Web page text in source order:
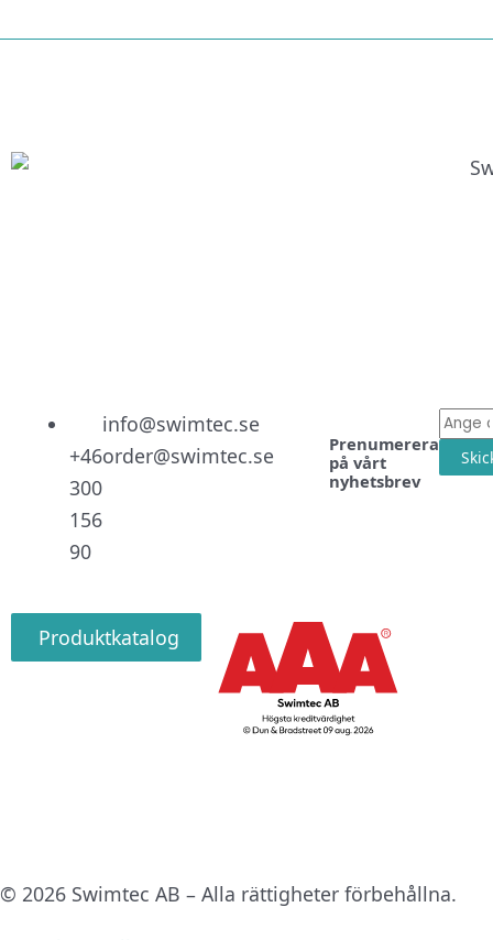
+46
300
156
90
info@swimtec.se
order@swimtec.se
Prenumerera
på vårt
nyhetsbrev
E-
post
Produktkatalog
© 2026 Swimtec AB – Alla rättigheter förbehållna.